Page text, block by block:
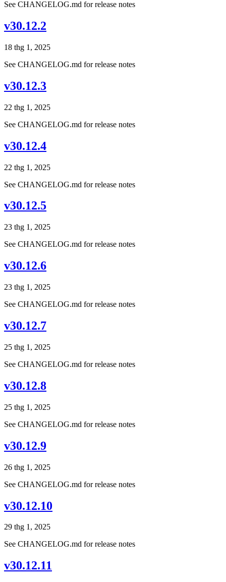
See CHANGELOG.md for release notes
v30.12.2
18 thg 1, 2025
See CHANGELOG.md for release notes
v30.12.3
22 thg 1, 2025
See CHANGELOG.md for release notes
v30.12.4
22 thg 1, 2025
See CHANGELOG.md for release notes
v30.12.5
23 thg 1, 2025
See CHANGELOG.md for release notes
v30.12.6
23 thg 1, 2025
See CHANGELOG.md for release notes
v30.12.7
25 thg 1, 2025
See CHANGELOG.md for release notes
v30.12.8
25 thg 1, 2025
See CHANGELOG.md for release notes
v30.12.9
26 thg 1, 2025
See CHANGELOG.md for release notes
v30.12.10
29 thg 1, 2025
See CHANGELOG.md for release notes
v30.12.11